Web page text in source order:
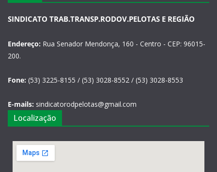
SINDICATO TRAB.TRANSP.RODOV.PELOTAS E REGIÃO
Endereço: Rua Senador Mendonça, 160 - Centro - CEP: 96015-
200.
Fone: (53) 3225-8155 / (53) 3028-8552 / (53) 3028-8553
E-mails: sindicatorodpelotas@gmail.com
Localização